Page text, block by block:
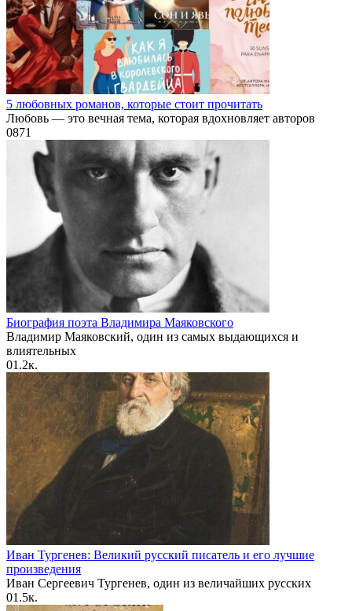
5 любовных романов, которые стоит прочитать
Любовь — это вечная тема, которая вдохновляет авторов
0871
Биография поэта Владимира Маяковского
Владимир Маяковский, один из самых выдающихся и
влиятельных
01.2к.
Иван Тургенев: Великий русский писатель и его лучшие
произведения
Иван Сергеевич Тургенев, один из величайших русских
01.5к.